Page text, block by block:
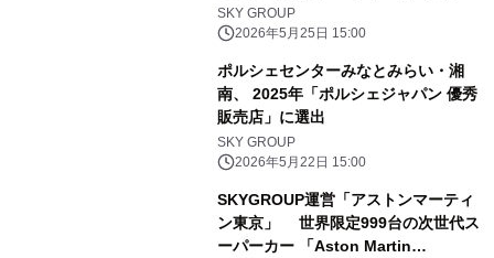
で日本No.1を達成
SKY GROUP
2026年5月25日 15:00
ポルシェセンターみなとみらい・湘
南、 2025年「ポルシェジャパン 優秀
販売店」に選出
SKY GROUP
2026年5月22日 15:00
SKYGROUP運営「アストンマーティ
ン東京」 世界限定999台の次世代ス
ーパーカー 「Aston Martin